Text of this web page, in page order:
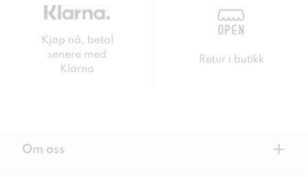
Kjøp nå, betal
senere med
Klarna
Retur i butikk
Om oss +